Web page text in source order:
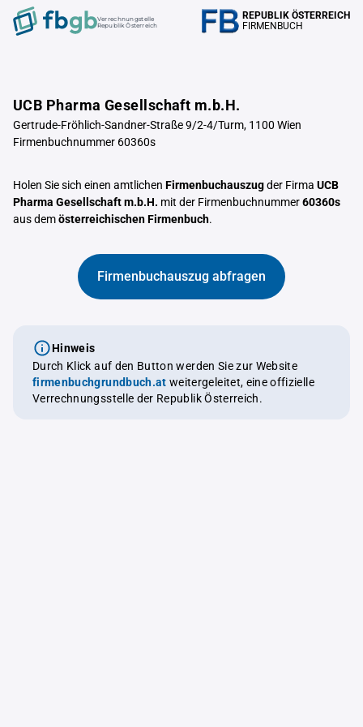
Verrechnungstelle
Republik Österreich
REPUBLIK ÖSTERREICH
FIRMENBUCH
UCB Pharma Gesellschaft m.b.H.
Gertrude-Fröhlich-Sandner-Straße 9/2-4/Turm, 1100 Wien
Firmenbuchnummer 60360s
Holen Sie sich einen amtlichen Firmenbuchauszugder Firma UCB
Pharma Gesellschaft m.b.H. mit der Firmenbuchnummer60360s
aus demösterreichischen Firmenbuch.
Firmenbuchauszug abfragen
Hinweis
Durch Klick auf den Button werden Sie zur Website
firmenbuchgrundbuch.at weitergeleitet, eine offizielle
Verrechnungsstelle der Republik Österreich.